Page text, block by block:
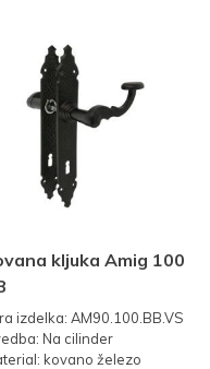
kljuka Amig 100
izdelka: AM90.100.BB.VS
Na cilinder
kovano železo